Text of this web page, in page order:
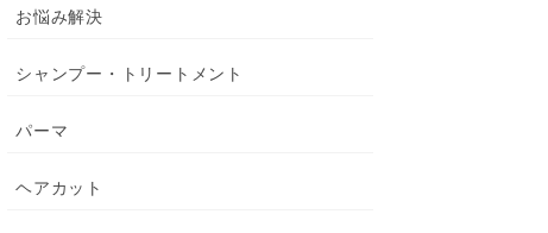
お悩み解決
シャンプー・トリートメント
パーマ
ヘアカット